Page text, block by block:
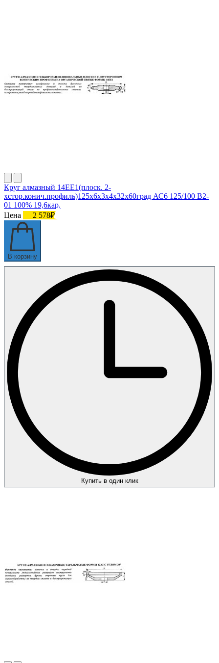
Круг алмазный 14ЕЕ1(плоск. 2-
хстор.конич.профиль)125х6х3х4х32х60град АС6 125/100 В2-
01 100% 19,6кар.
Цена
2 578₽
В корзину
Купить в один клик